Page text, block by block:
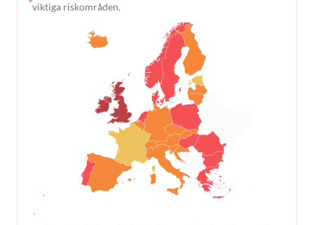
viktiga riskområden.